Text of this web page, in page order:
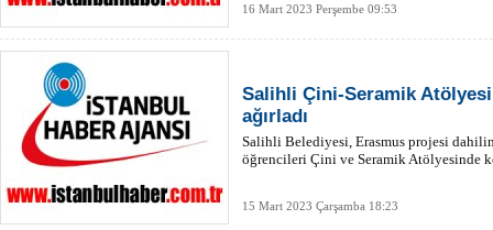
16 Mart 2023 Perşembe 09:53
Salihli Çini-Seramik
ağırladı
Salihli Belediyesi, Erasmus projesi
öğrencileri Çini ve Seramik Atölyesinde
15 Mart 2023 Çarşamba 18:23